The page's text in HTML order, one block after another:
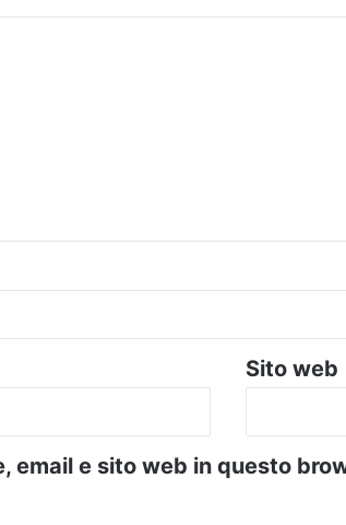
Sito web
email e sito web in questo